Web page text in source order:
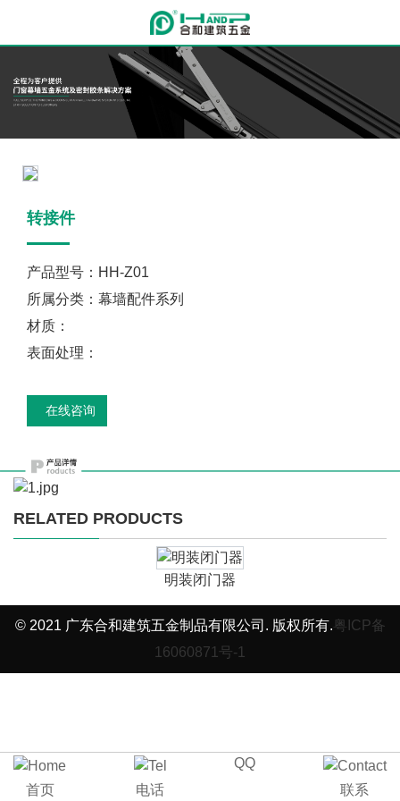
转接件
产品型号：HH-Z01
所属分类：幕墙配件系列
材质：
表面处理：
在线咨询
RELATED PRODUCTS
明装闭门器
© 2021 广东合和建筑五金制品有限公司. 版权所有.粤ICP备
16060871号-1
首页 电话
QQ
联系